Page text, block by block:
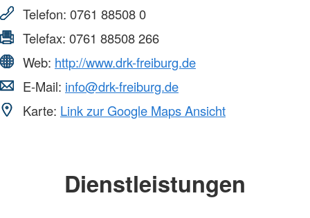
Telefon: 0761 88508 0
Telefax: 0761 88508 266
Web: http://www.drk-freiburg.de
E-Mail: info@drk-freiburg.de
Karte: Link zur Google Maps Ansicht
Dienstleistungen